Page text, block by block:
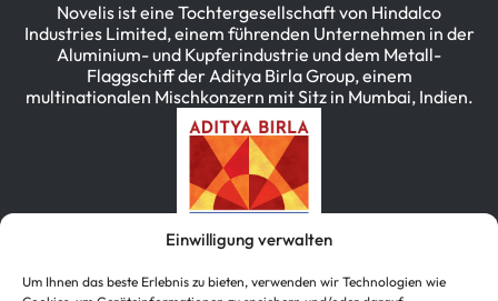
Einwilligung verwalten
Um Ihnen das beste Erlebnis zu bieten, verwenden wir Technologien wie
Novelis ist eine Tochtergesellschaft von Hindalco
Industries Limited, einem führenden Unternehmen in der
Aluminium- und Kupferindustrie und dem Metall-
Flaggschiff der Aditya Birla Group, einem
multinationalen Mischkonzern mit Sitz in Mumbai, Indien.